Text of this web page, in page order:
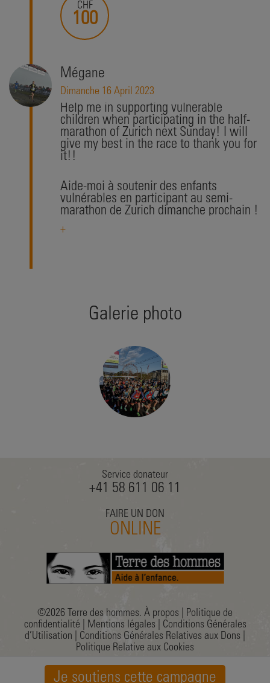
Je soutiens cette campagne
CHF
100
Mégane
Dimanche 16 April 2023
Help me in supporting vulnerable
children when participating in the half-
marathon of Zurich next Sunday! I will
give my best in the race to thank you for
it!!
Aide-moi à soutenir des enfants
vulnérables en participant au semi-
marathon de Zurich dimanche prochain !
Je donnerai tout dans la course pour t’en
remercier !
+
Galerie photo
Service donateur
+41 58 611 06 11
FAIRE UN DON
ONLINE
©2026 Terre des hommes. À propos
Politique de
confidentialité
Mentions légales
Conditions Générales
d’Utilisation
Conditions Générales Relatives aux Dons
Politique Relative aux Cookies